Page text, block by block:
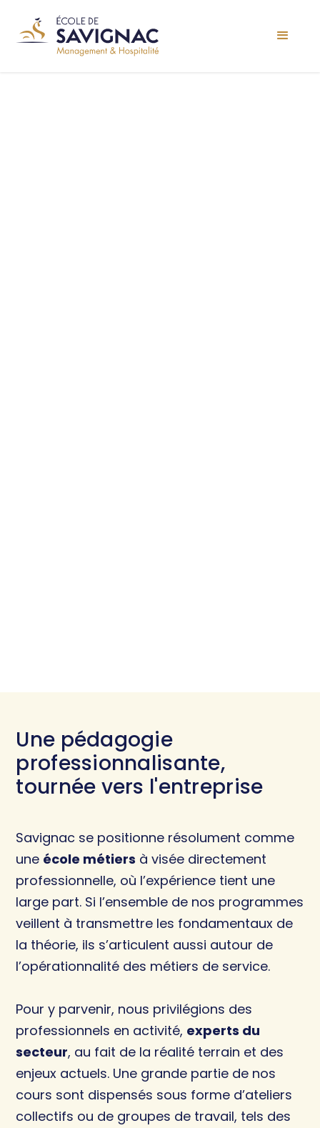
Une pédagogie
professionnalisante,
tournée vers l'entreprise
Savignac se positionne résolument comme
une école métiers à visée directement
professionnelle, où l’expérience tient une
large part. Si l’ensemble de nos programmes
veillent à transmettre les fondamentaux de
la théorie, ils s’articulent aussi autour de
l’opérationnalité des métiers de service.
Pour y parvenir, nous privilégions des
professionnels en activité, experts du
secteur, au fait de la réalité terrain et des
enjeux actuels. Une grande partie de nos
cours sont dispensés sous forme d’ateliers
collectifs ou de groupes de travail, tels des